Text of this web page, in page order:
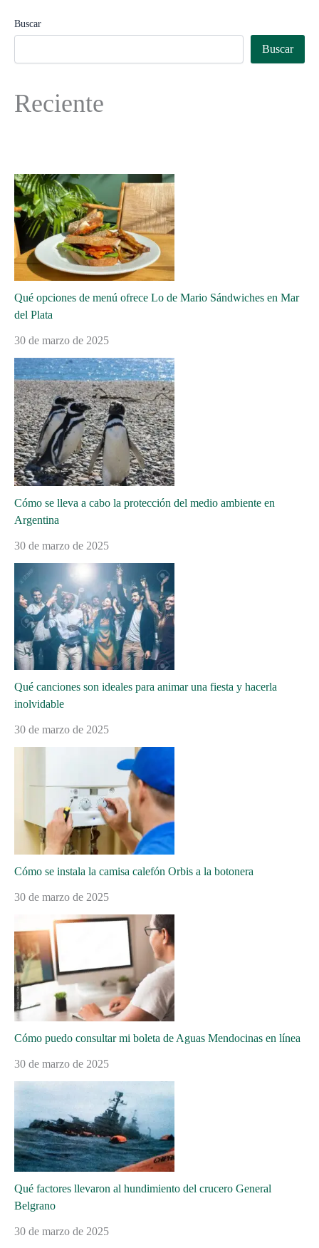
Buscar
Buscar
Reciente
Qué opciones de menú ofrece Lo de Mario Sándwiches en Mar
del Plata
30 de marzo de 2025
Cómo se lleva a cabo la protección del medio ambiente en
Argentina
30 de marzo de 2025
Qué canciones son ideales para animar una fiesta y hacerla
inolvidable
30 de marzo de 2025
Cómo se instala la camisa calefón Orbis a la botonera
30 de marzo de 2025
Cómo puedo consultar mi boleta de Aguas Mendocinas en línea
30 de marzo de 2025
Qué factores llevaron al hundimiento del crucero General
Belgrano
30 de marzo de 2025